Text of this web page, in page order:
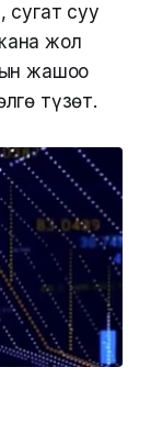
сугат суу
жол
жашоо
түзөт.